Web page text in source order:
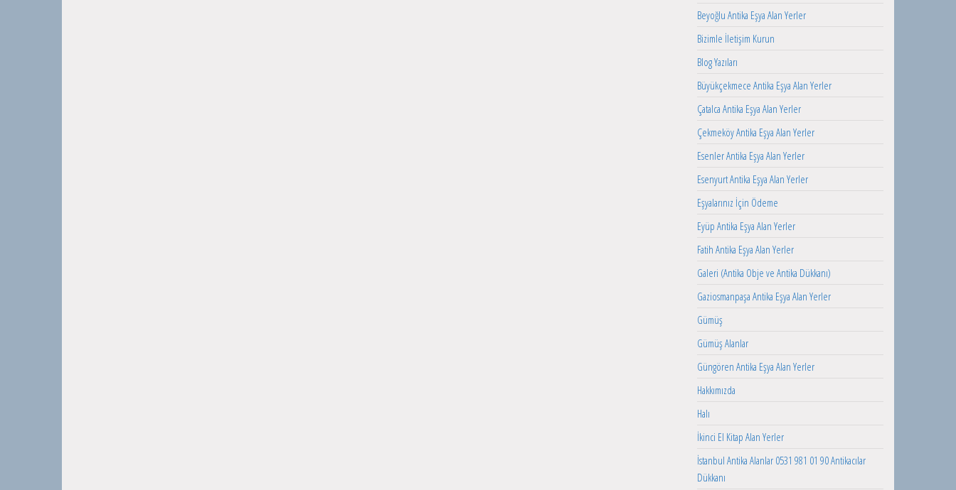
Beyoğlu Antika Eşya Alan Yerler
Bizimle İletişim Kurun
Blog Yazıları
Büyükçekmece Antika Eşya Alan Yerler
Çatalca Antika Eşya Alan Yerler
Çekmeköy Antika Eşya Alan Yerler
Esenler Antika Eşya Alan Yerler
Esenyurt Antika Eşya Alan Yerler
Eşyalarınız İçin Ödeme
Eyüp Antika Eşya Alan Yerler
Fatih Antika Eşya Alan Yerler
Galeri (Antika Obje ve Antika Dükkanı)
Gaziosmanpaşa Antika Eşya Alan Yerler
Gümüş
Gümüş Alanlar
Güngören Antika Eşya Alan Yerler
Hakkımızda
Halı
İkinci El Kitap Alan Yerler
İstanbul Antika Alanlar 0531 981 01 90 Antikacılar
Dükkanı